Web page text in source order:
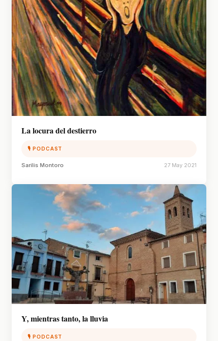
La locura del destierro
🎙 PODCAST
Sarilis Montoro 27 May 2021
Y, mientras tanto, la lluvia
🎙 PODCAST